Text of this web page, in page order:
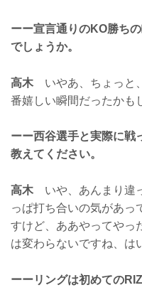
ーー宣言通りのKO勝ち
でしょうか。
高木 いやあ、ちょっと
番嬉しい瞬間だったかも
ーー西谷選手と実際に戦
教えてください。
高木 いや、あんまり違
っぱ打ち合いの気があっ
すけど、ああやってやっ
は変わらないですね、は
ーーリングは初めての